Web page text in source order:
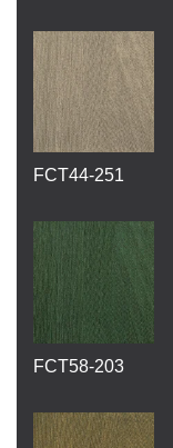
FCT44-251
FCT58-203